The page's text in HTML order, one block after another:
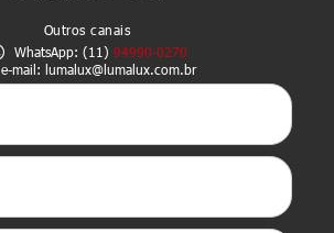
Outros canais
WhatsApp: (11) 94990-0270
e-mail: lumalux@lumalux.com.br